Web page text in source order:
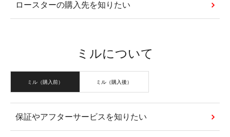
ロースターの購入先を知りたい
ミルについて
ミル（購入前） ミル（購入後）
保証やアフターサービスを知りたい